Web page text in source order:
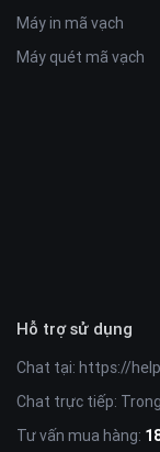
Máy in mã vạch
Máy quét mã vạch
Hỗ trợ sử dụng
Chat tại: https://
Chat trực tiếp:
Tư vấn mua hàng: